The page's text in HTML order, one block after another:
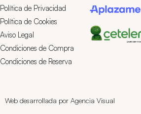
Política de Privacidad
Política de Cookies
Aviso Legal
Condiciones de Compra
Condiciones de Reserva
Web desarrollada por Agencia Visual